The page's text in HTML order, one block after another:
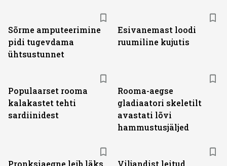
Sõrme amputeerimine
pidi tugevdama
ühtsustunnet
Esivanemast loodi
ruumiline kujutis
Populaarset rooma
kalakastet tehti
sardiinidest
Rooma-aegse
gladiaatori skeletilt
avastati lõvi
hammustusjäljed
Pronksiaegne leib läks
Viljandist leitud